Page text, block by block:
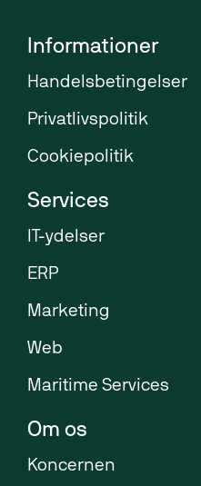
Informationer
Handelsbetingelser
Privatlivspolitik
Cookiepolitik
Services
IT-ydelser
ERP
Marketing
Web
Maritime Services
Om os
Koncernen